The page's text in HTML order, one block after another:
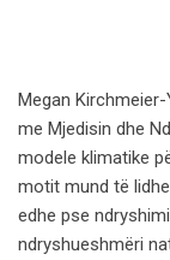
Megan
me Mjedisin dhe
modele klimatike
motit mund të
edhe pse
ndryshueshmëri